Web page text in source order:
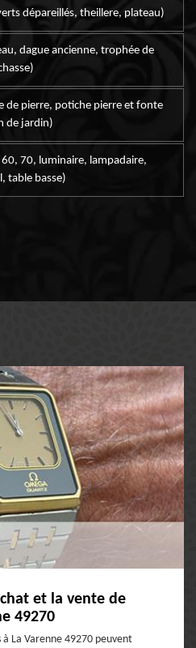
dépareillés, theillere, plateau)
dague ancienne, trophée de
de pierre, potiche pierre et fonte
de jardin)
70, luminaire, lampadaire,
table basse)
et la vente de
49270
La Varenne 49270 peuvent